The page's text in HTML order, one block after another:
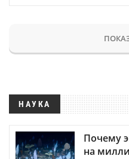
НАУКА
Почему
на